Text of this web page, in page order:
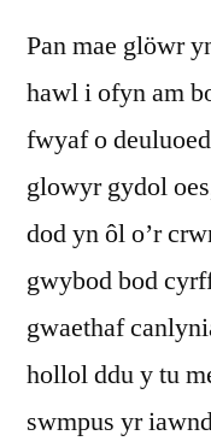
Pan mae glöwr
hawl i ofyn am
fwyaf o
glowyr gydol
dod yn ôl o’r
gwybod bod
gwaethaf
hollol ddu y tu
swmpus yr